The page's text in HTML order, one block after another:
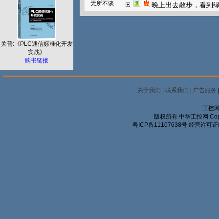
关普:《PLC通信标准化开发
实战》
购书链接
无所不谈 晚上出去散步，看到
关于我们 | 联系我们 | 广告服务
工控
版权所有 中华工控网
粤ICP备11107638号 经营许可